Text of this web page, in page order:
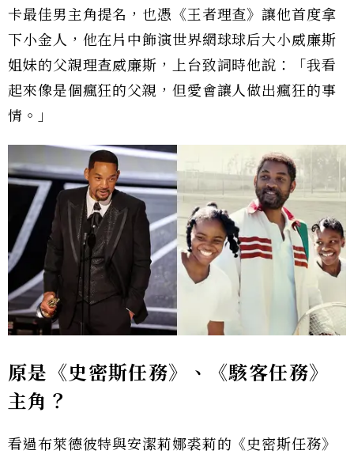
卡最佳男主角提名，也憑《王者理查》讓他首度拿
下小金人，他在片中飾演世界網球球后大小威廉斯
姐妹的父親理查威廉斯，上台致詞時他說：「我看
起來像是個瘋狂的父親，但愛會讓人做出瘋狂的事
情。」
原是《史密斯任務》、《駭客任務》
主角？
看過布萊德彼特與安潔莉娜裘莉的《史密斯任務》